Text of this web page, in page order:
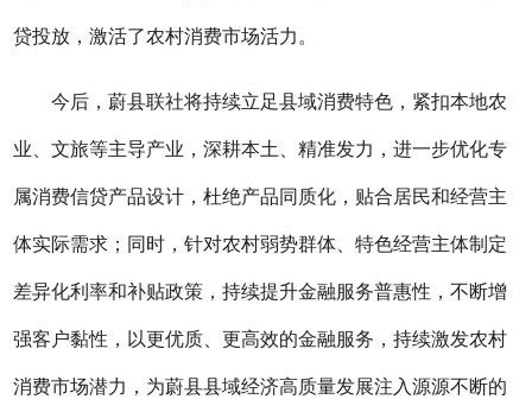
贷投放，激活了农村消费市场活力。
今后，蔚县联社将持续立足县域消费特色，紧扣本地农
业、文旅等主导产业，深耕本土、精准发力，进一步优化专
属消费信贷产品设计，杜绝产品同质化，贴合居民和经营主
体实际需求；同时，针对农村弱势群体、特色经营主体制定
差异化利率和补贴政策，持续提升金融服务普惠性，不断增
强客户黏性，以更优质、更高效的金融服务，持续激发农村
消费市场潜力，为蔚县县域经济高质量发展注入源源不断的